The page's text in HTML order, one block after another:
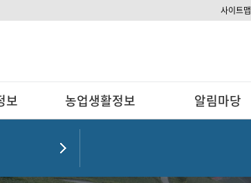
사이트맵
보 농업생활정보 알림마당